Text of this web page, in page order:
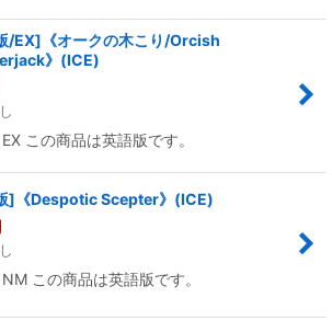
/EX]《オークの木こり/Orcish
》(ICE)
この商品は英語版です。
]《Despotic Scepter》(ICE)
この商品は英語版です。